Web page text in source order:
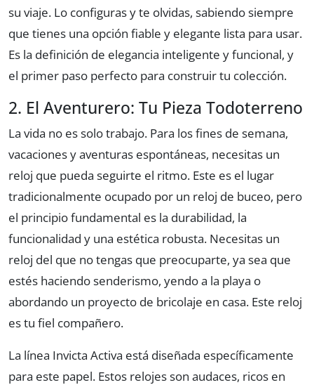
su viaje. Lo configuras y te olvidas, sabiendo siempre
que tienes una opción fiable y elegante lista para usar.
Es la definición de elegancia inteligente y funcional, y
el primer paso perfecto para construir tu colección.
2. El Aventurero: Tu Pieza Todoterreno
La vida no es solo trabajo. Para los fines de semana,
vacaciones y aventuras espontáneas, necesitas un
reloj que pueda seguirte el ritmo. Este es el lugar
tradicionalmente ocupado por un reloj de buceo, pero
el principio fundamental es la durabilidad, la
funcionalidad y una estética robusta. Necesitas un
reloj del que no tengas que preocuparte, ya sea que
estés haciendo senderismo, yendo a la playa o
abordando un proyecto de bricolaje en casa. Este reloj
es tu fiel compañero.
La línea Invicta Activa está diseñada específicamente
para este papel. Estos relojes son audaces, ricos en